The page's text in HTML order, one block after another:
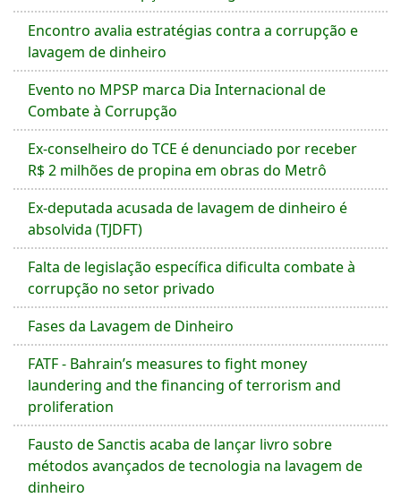
Encontro avalia estratégias contra a corrupção e
lavagem de dinheiro
Evento no MPSP marca Dia Internacional de
Combate à Corrupção
Ex-conselheiro do TCE é denunciado por receber
R$ 2 milhões de propina em obras do Metrô
Ex-deputada acusada de lavagem de dinheiro é
absolvida (TJDFT)
Falta de legislação específica dificulta combate à
corrupção no setor privado
Fases da Lavagem de Dinheiro
FATF - Bahrain’s measures to fight money
laundering and the financing of terrorism and
proliferation
Fausto de Sanctis acaba de lançar livro sobre
métodos avançados de tecnologia na lavagem de
dinheiro